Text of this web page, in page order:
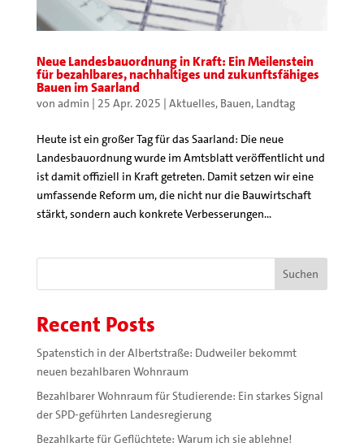
Neue Landesbauordnung in Kraft: Ein Meilenstein
für bezahlbares, nachhaltiges und zukunftsfähiges
Bauen im Saarland
von admin | 25 Apr. 2025 | Aktuelles, Bauen, Landtag
Heute ist ein großer Tag für das Saarland: Die neue
Landesbauordnung wurde im Amtsblatt veröffentlicht und
ist damit offiziell in Kraft getreten. Damit setzen wir eine
umfassende Reform um, die nicht nur die Bauwirtschaft
stärkt, sondern auch konkrete Verbesserungen...
Suchen
Recent Posts
Spatenstich in der Albertstraße: Dudweiler bekommt
neuen bezahlbaren Wohnraum
Bezahlbarer Wohnraum für Studierende: Ein starkes Signal
der SPD-geführten Landesregierung
Bezahlkarte für Geflüchtete: Warum ich sie ablehne!